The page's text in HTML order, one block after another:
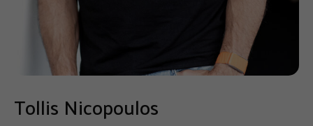
Tollis Nicopoulos